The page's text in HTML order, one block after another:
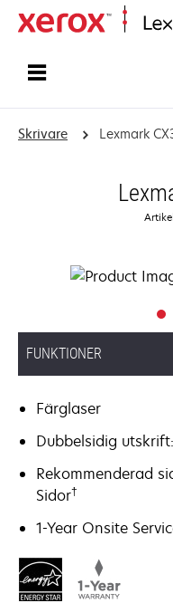
Skrivare Lexmark
FUNKTIONER
Färglaser
Dubbelsidig
Rekommenderad
Sidor†
1-Year Onsite